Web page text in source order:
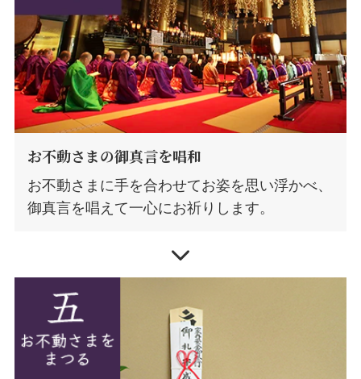
お不動さまの御真言を唱和
お不動さまに手を合わせてお姿を思い浮かべ、
御真言を唱えて一心にお祈りします。